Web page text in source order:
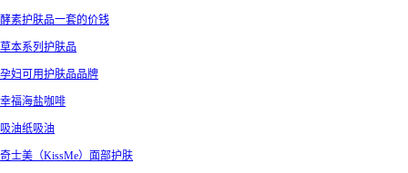
酵素护肤品一套的价钱
草本系列护肤品
孕妇可用护肤品品牌
幸福海盐咖啡
吸油纸吸油
奇士美（KissMe）面部护肤